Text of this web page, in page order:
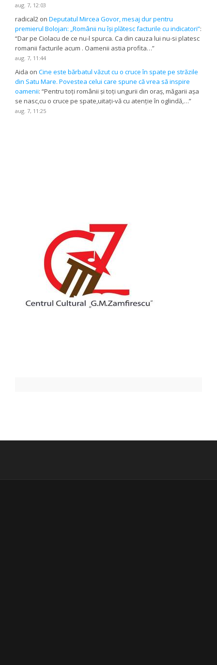
aug. 7, 12:03
radical2 onDeputatul Mircea Govor, mesaj dur pentru
premierul Bolojan: „Românii nu își plătesc facturile cu indicatori”:
“Dar pe Ciolacu de ce nu-l spurca. Ca din cauza lui nu-si platesc
romanii facturile acum . Oamenii astia profita…”
aug. 7, 11:44
Aida onCine este bărbatul văzut cu o cruce în spate pe străzile
din Satu Mare. Povestea celui care spune că vrea să inspire
oamenii: “Pentru toți românii și toți ungurii din oraș, măgarii așa
se nasc,cu o cruce pe spate,uitați-vă cu atenție în oglindă,…”
aug. 7, 11:25